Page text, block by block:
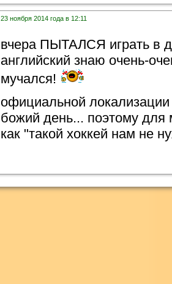
23 ноября 2014 года в 12:11
вчера ПЫТАЛСЯ играть в
английский знаю очень-
мучался!
официальной локализации
божий день... поэтому для
как "такой хоккей нам не